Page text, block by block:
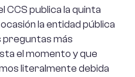
CCS publica la quinta
la entidad pública
preguntas más
el momento y que
literalmente debida